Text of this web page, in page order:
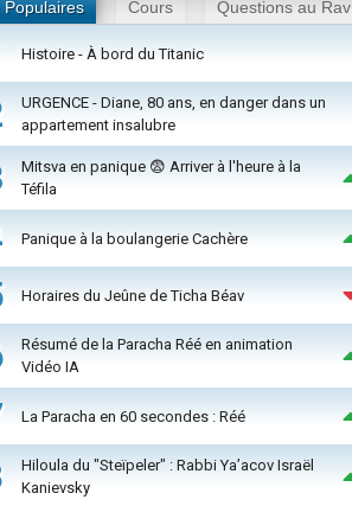
Populaires Cours Questions au Rav
Histoire - À bord du Titanic
URGENCE - Diane, 80 ans, en danger dans un
appartement insalubre
Mitsva en panique 😨 Arriver à l'heure à la
Téfila
Panique à la boulangerie Cachère
Horaires du Jeûne de Ticha Béav
Résumé de la Paracha Réé en animation
Vidéo IA
La Paracha en 60 secondes : Réé
Hiloula du "Steïpeler" : Rabbi Ya’acov Israël
Kanievsky